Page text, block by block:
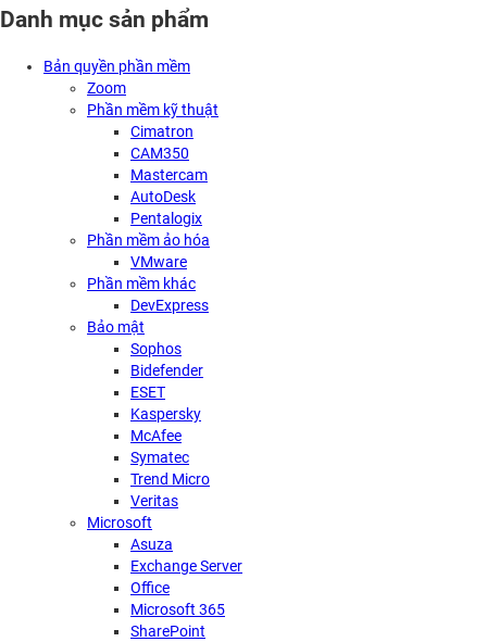
Danh mục sản phẩm
Bản quyền phần mềm
Zoom
Phần mềm kỹ thuật
Cimatron
CAM350
Mastercam
AutoDesk
Pentalogix
Phần mềm ảo hóa
VMware
Phần mềm khác
DevExpress
Bảo mật
Sophos
Bidefender
ESET
Kaspersky
McAfee
Symatec
Trend Micro
Veritas
Microsoft
Asuza
Exchange Server
Office
Microsoft 365
SharePoint